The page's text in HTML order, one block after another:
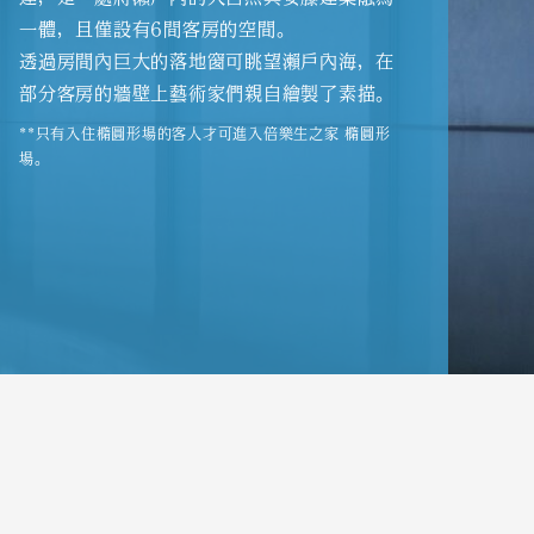
一體，且僅設有6間客房的空間。
透過房間內巨大的落地窗可眺望瀨戶內海，在
部分客房的牆壁上藝術家們親自繪製了素描。
**只有入住橢圓形場的客人才可進入倍樂生之家 橢圓形
場。